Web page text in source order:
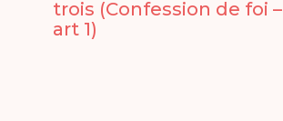
trois (Confession de foi –
art 1)